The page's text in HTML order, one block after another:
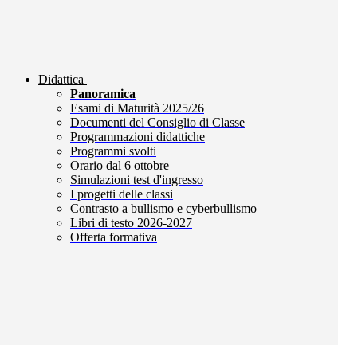
Didattica
Panoramica
Esami di Maturità 2025/26
Documenti del Consiglio di Classe
Programmazioni didattiche
Programmi svolti
Orario dal 6 ottobre
Simulazioni test d'ingresso
I progetti delle classi
Contrasto a bullismo e cyberbullismo
Libri di testo 2026-2027
Offerta formativa